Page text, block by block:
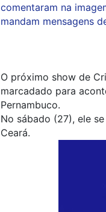
comentaram na
mandam mensagens
O próximo show de
marcadado para
Pernambuco.
No sábado (27), ele
Ceará.